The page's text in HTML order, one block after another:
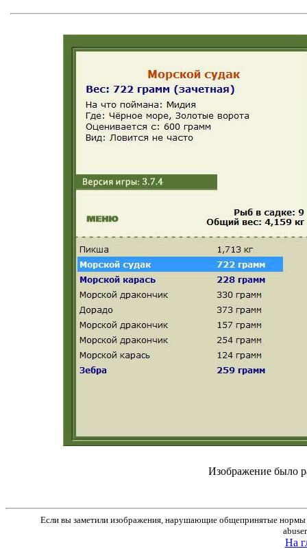
Изображение было
Если вы заметили изображения, нарушающие общепринятые нормы
На